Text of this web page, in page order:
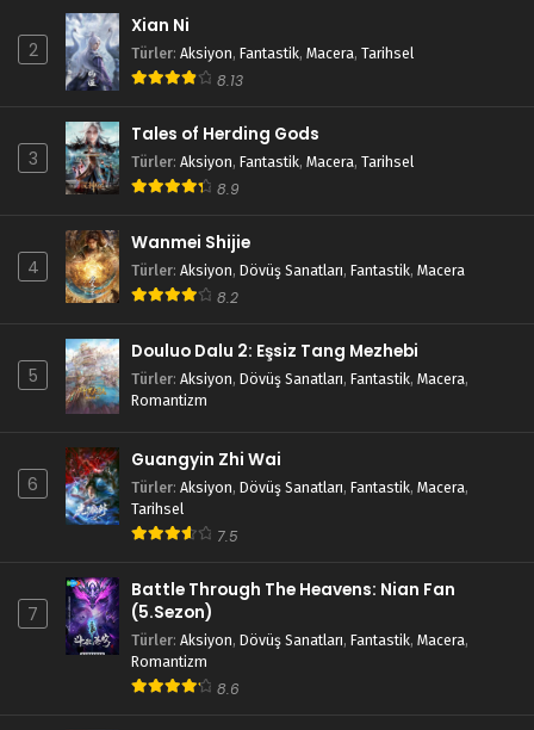
2
Xian Ni
Türler: Aksiyon, Fantastik, Macera, Tarihsel
8.13
3
Tales of Herding Gods
Türler: Aksiyon, Fantastik, Macera, Tarihsel
8.9
4
Wanmei Shijie
Türler: Aksiyon, Dövüş Sanatları, Fantastik, Macera
8.2
5
Douluo Dalu 2: Eşsiz Tang Mezhebi
Türler: Aksiyon, Dövüş Sanatları, Fantastik, Macera,
Romantizm
6
Guangyin Zhi Wai
Türler: Aksiyon, Dövüş Sanatları, Fantastik, Macera,
Tarihsel
7.5
7
Battle Through The Heavens: Nian Fan
(5.Sezon)
Türler: Aksiyon, Dövüş Sanatları, Fantastik, Macera,
Romantizm
8.6